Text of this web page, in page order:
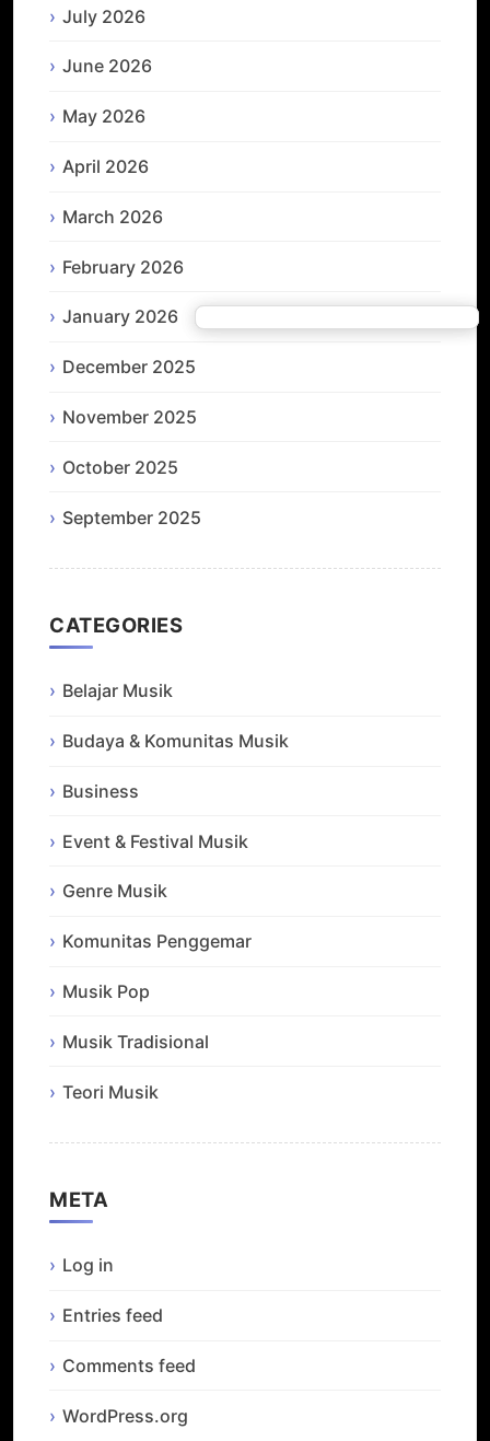
July 2026
June 2026
May 2026
April 2026
March 2026
February 2026
January 2026
December 2025
November 2025
October 2025
September 2025
CATEGORIES
Belajar Musik
Budaya & Komunitas Musik
Business
Event & Festival Musik
Genre Musik
Komunitas Penggemar
Musik Pop
Musik Tradisional
Teori Musik
META
Log in
Entries feed
Comments feed
WordPress.org